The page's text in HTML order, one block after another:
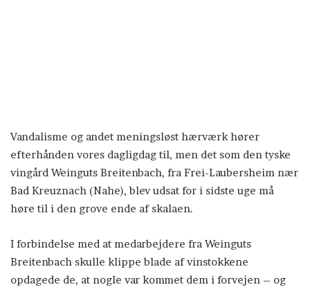
Vandalisme og andet meningsløst hærværk hører
efterhånden vores dagligdag til, men det som den tyske
vingård Weinguts Breitenbach, fra Frei-Laubersheim nær
Bad Kreuznach (Nahe), blev udsat for i sidste uge må
høre til i den grove ende af skalaen.
I forbindelse med at medarbejdere fra Weinguts
Breitenbach skulle klippe blade af vinstokkene
opdagede de, at nogle var kommet dem i forvejen – og